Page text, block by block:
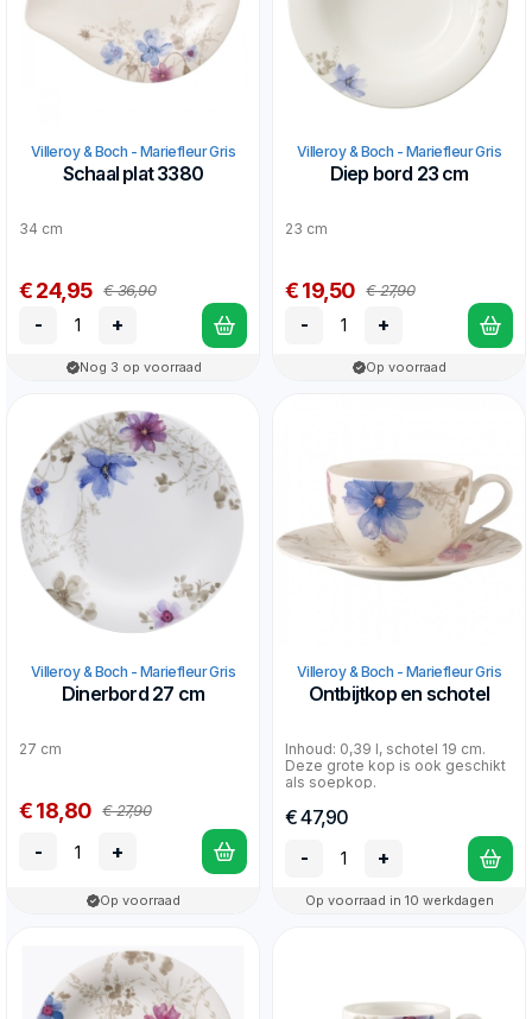
Villeroy & Boch - Mariefleur Gris
Schaal plat 3380
34 cm
€ 24,95 € 36,90
- +
Nog 3 op voorraad
Villeroy & Boch - Mariefleur Gris
Diep bord 23 cm
23 cm
€ 19,50 € 27,90
- +
Op voorraad
Villeroy & Boch - Mariefleur Gris
Dinerbord 27 cm
27 cm
€ 18,80 € 27,90
- +
Op voorraad
Villeroy & Boch - Mariefleur Gris
Ontbijtkop en schotel
Inhoud: 0,39 l, schotel 19 cm.
Deze grote kop is ook geschikt
als soepkop.
€ 47,90
-
+
Op voorraad in 10 werkdagen